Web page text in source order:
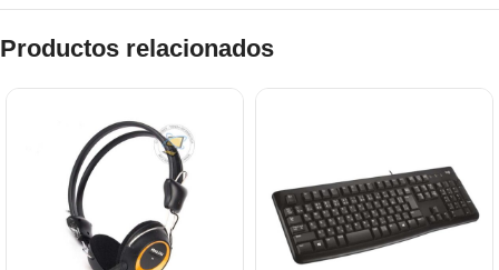
Productos relacionados